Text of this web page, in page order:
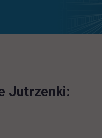
Jutrzenki: